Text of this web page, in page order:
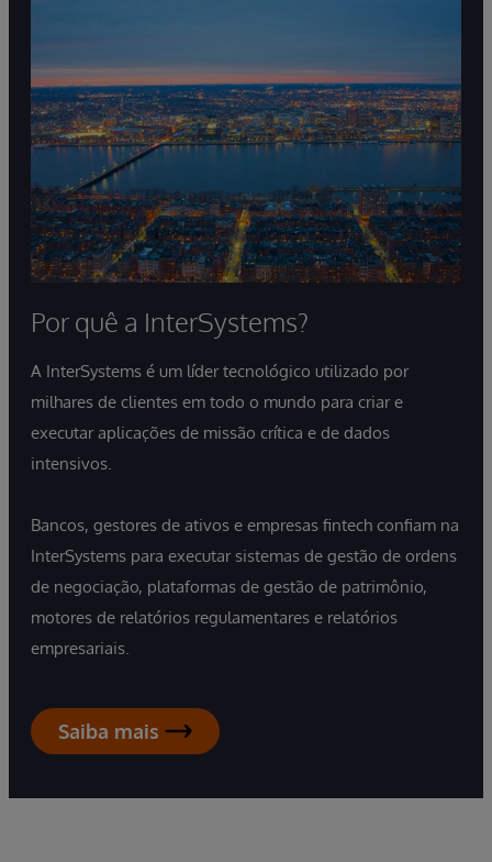
Por quê a InterSystems?
A InterSystems é um líder tecnológico utilizado por
milhares de clientes em todo o mundo para criar e
executar aplicações de missão crítica e de dados
intensivos.
Bancos, gestores de ativos e empresas fintech confiam na
InterSystems para executar sistemas de gestão de ordens
de negociação, plataformas de gestão de patrimônio,
motores de relatórios regulamentares e relatórios
empresariais.
Saiba mais